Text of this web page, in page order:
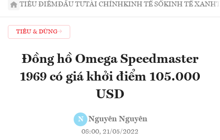
TIÊU ĐIỂMĐẦU TƯTÀI CHÍNHKINH TẾ SỐKINH TẾ XANH
TIÊU & DÙNG
Đồng hồ Omega Speedmaster
1969 có giá khởi điểm 105.000
USD
N Nguyên Nguyên
08:00, 21/05/2022